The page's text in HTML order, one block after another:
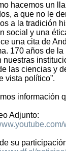
hacemos un
a que no le
a la tradición
social y una
una cita de
170 años de
nuestras
las ciencias y
vista político”.
información
Adjunto:
su